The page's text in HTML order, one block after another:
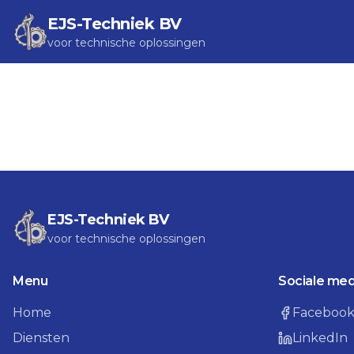
EJS-Techniek BV
voor technische oplossingen
EJS-Techniek BV
voor technische oplossingen
Menu
Home
Diensten
Sociale
Facebook
LinkedIn